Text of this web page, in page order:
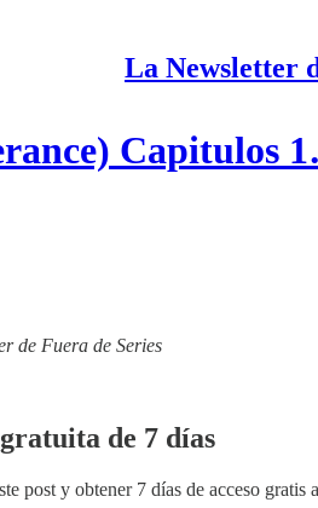
La Newsletter
Capitulos
de Fuera de Series
de 7 días
post y obtener 7 días de acceso gratis